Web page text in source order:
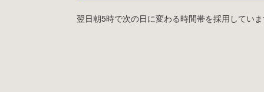
翌日朝5時で次の日に変わる時間帯を採用してい